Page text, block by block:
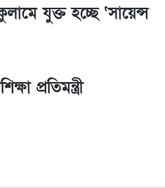
যুক্ত হচ্ছে ‘সায়েন্স
প্রতিমন্ত্রী